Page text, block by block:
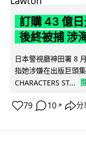
訂購 43 億
後終被捕 涉
日本警視廳神田署 8
指她涉嫌在出版巨頭
CHARACTERS ST...
79 10 ↗ 分